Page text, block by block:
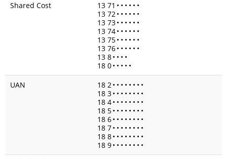
Shared Cost
13 71 • • • • • •
13 72• • • • • •
13 73• • • • • •
13 74• • • • • •
13 75• • • • • •
13 76• • • • • •
13 8• • • •
18 0• • • • •
UAN
18 2• • • • • • • •
18 3• • • • • • • •
18 4• • • • • • • •
18 5• • • • • • • •
18 6• • • • • • • •
18 7• • • • • • • •
18 8• • • • • • • •
18 9• • • • • • • •